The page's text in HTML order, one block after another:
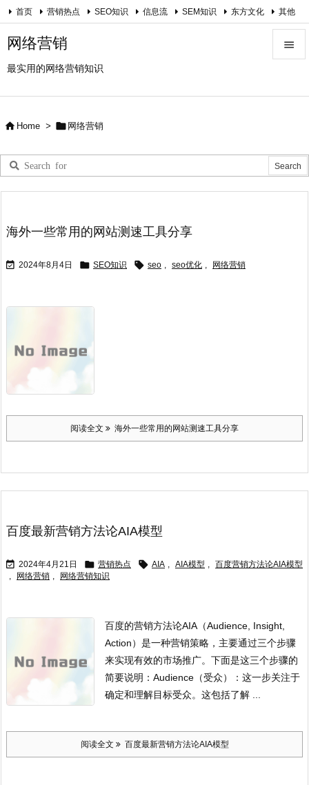
网络营销
最实用的网络营销知识

Prev

Next
首页 营销热点 SEO知识 信息流 SEM知识 东方文化 其他
关于我
 Home >  网络营销
海外一些常用的网站测速工具分享
 2024年8月4日  SEO知识  seo , seo优化 , 网络营销
阅读全文 海外一些常用的网站测速工具分享
百度最新营销方法论AIA模型
 2024年4月21日  营销热点  AIA , AIA模型 , 百度营销方法论AIA模型
,
网络营销 , 网络营销知识
百度的营销方法论AIA（Audience, Insight,
Action）是一种营销策略，主要通过三个步骤
来实现有效的市场推广。下面是这三个步骤的
简要说明： Audience（受众）：这一步关注于
确定和理解目标受众。这包括了解 ...
阅读全文 百度最新营销方法论AIA模型